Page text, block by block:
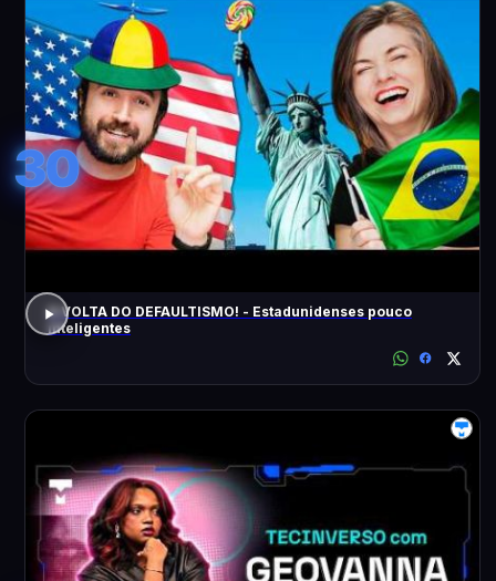
30
A VOLTA DO DEFAULTISMO! - Estadunidenses pouco
inteligentes